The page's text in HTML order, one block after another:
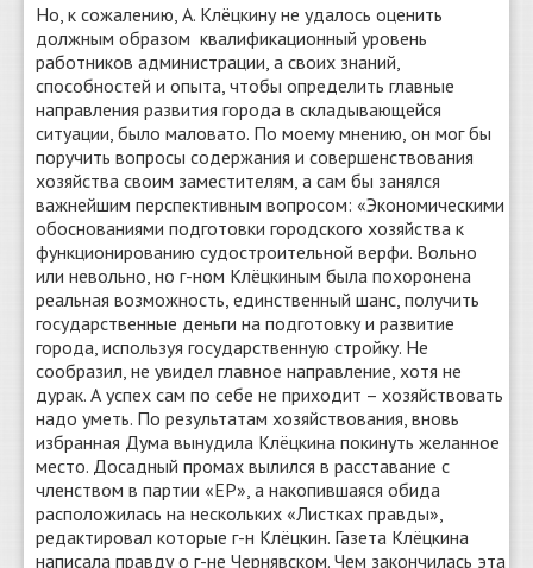
Но, к сожалению, А. Клёцкину не удалось оценить
должным образом квалификационный уровень
работников администрации, а своих знаний,
способностей и опыта, чтобы определить главные
направления развития города в складывающейся
ситуации, было маловато. По моему мнению, он мог бы
поручить вопросы содержания и совершенствования
хозяйства своим заместителям, а сам бы занялся
важнейшим перспективным вопросом: «Экономическими
обоснованиями подготовки городского хозяйства к
функционированию судостроительной верфи. Вольно
или невольно, но г-ном Клёцкиным была похоронена
реальная возможность, единственный шанс, получить
государственные деньги на подготовку и развитие
города, используя государственную стройку. Не
сообразил, не увидел главное направление, хотя не
дурак. А успех сам по себе не приходит – хозяйствовать
надо уметь. По результатам хозяйствования, вновь
избранная Дума вынудила Клёцкина покинуть желанное
место. Досадный промах вылился в расставание с
членством в партии «ЕР», а накопившаяся обида
расположилась на нескольких «Листках правды»,
редактировал которые г-н Клёцкин. Газета Клёцкина
написала правду о г-не Чернявском. Чем закончилась эта